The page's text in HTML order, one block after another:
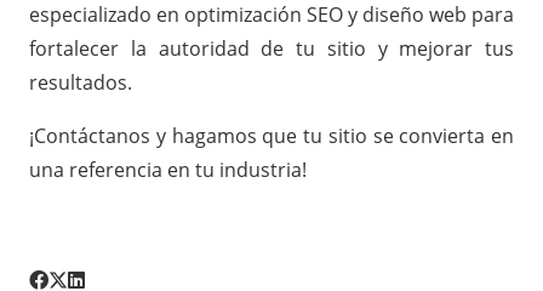
especializado en optimización SEO y diseño web para
fortalecer la autoridad de tu sitio y mejorar tus
resultados.
¡Contáctanos y hagamos que tu sitio se convierta en
una referencia en tu industria!